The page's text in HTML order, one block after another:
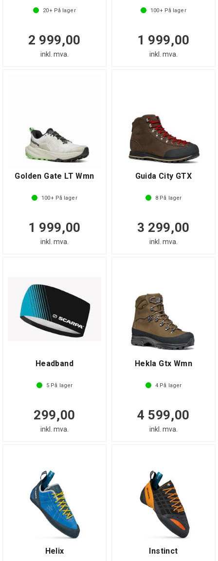
20+På lager
2 999,00
inkl. mva.
100+På lager
1 999,00
inkl. mva.
Golden Gate LT Wmn
100+På lager
1 999,00
inkl. mva.
Guida City GTX
8 På lager
3 299,00
inkl. mva.
Headband
5 På lager
299,00
inkl. mva.
Hekla Gtx Wmn
4 På lager
4 599,00
inkl. mva.
Helix Instinct